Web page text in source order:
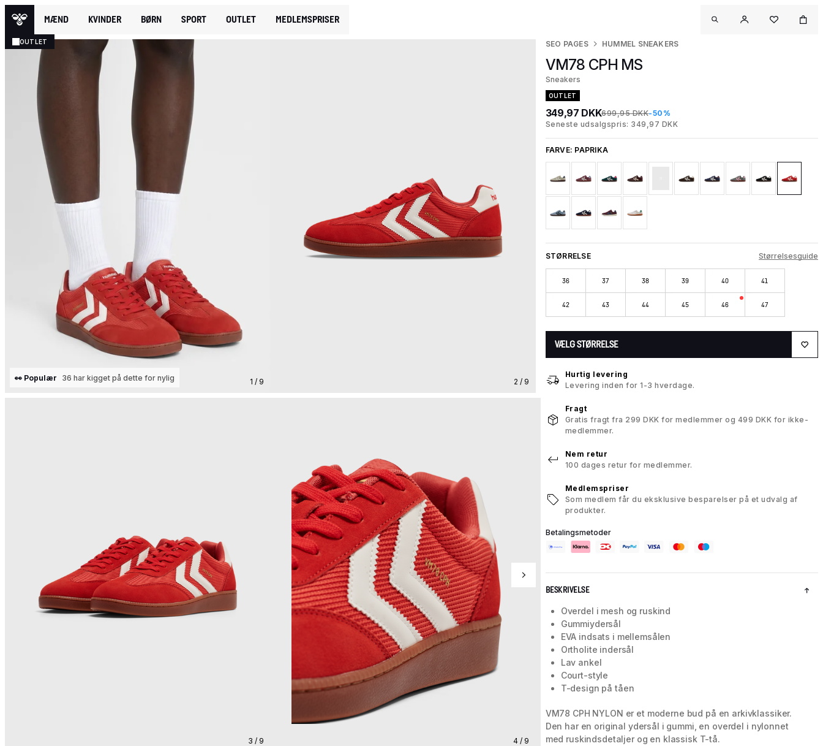
MÆND KVINDER BØRN SPORT OUTLET MEDLEMSPRISER
OUTLET
1 / 9
👀 Populær 36 har kigget på dette for nylig 2 / 9
3 / 9 4 / 9
SEO PAGES HUMMEL SNEAKERS
VM78 CPH MS
Sneakers
OUTLET
349,97 DKK699,95 DKK-50%
Seneste udsalgspris: 349,97 DKK
FARVE: PAPRIKA
STØRRELSE Størrelsesguide
36 37 38 39 40 41
42 43 44 45 46 47
VÆLG STØRRELSE
Hurtig levering
Levering inden for 1-3 hverdage.
Fragt
Gratis fragt fra 299 DKK for medlemmer og 499 DKK for ikke-
medlemmer.
Nem retur
100 dages retur for medlemmer.
Medlemspriser
Som medlem får du eksklusive besparelser på et udvalg af
produkter.
Betalingsmetoder
BESKRIVELSE
Overdel i mesh og ruskind
Gummiydersål
EVA indsats i mellemsålen
Ortholite indersål
Lav ankel
Court-style
T-design på tåen
VM78 CPH NYLON er et moderne bud på en arkivklassiker.
Den har en original ydersål i gummi, en overdel i nylonnet
med ruskindsdetaljer og en klassisk T-tå.